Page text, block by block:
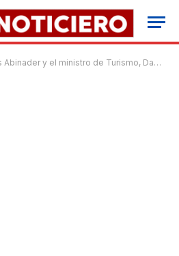
Turismo, David Collado, entregan la remodelada Plaza del Pueblo de los Pescadores